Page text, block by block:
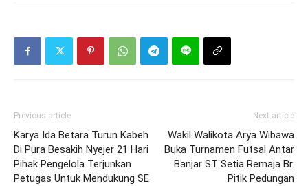
Previous article
Karya Ida Betara Turun Kabeh
Di Pura Besakih Nyejer 21 Hari
Pihak Pengelola Terjunkan
Petugas Untuk Mendukung SE
Next article
Wakil Walikota Arya Wibawa
Buka Turnamen Futsal Antar
Banjar ST Setia Remaja Br.
Pitik Pedungan